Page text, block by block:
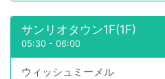
サンリオタウン1F(1F)
05:30 - 06:00
ウィッシュミーメル